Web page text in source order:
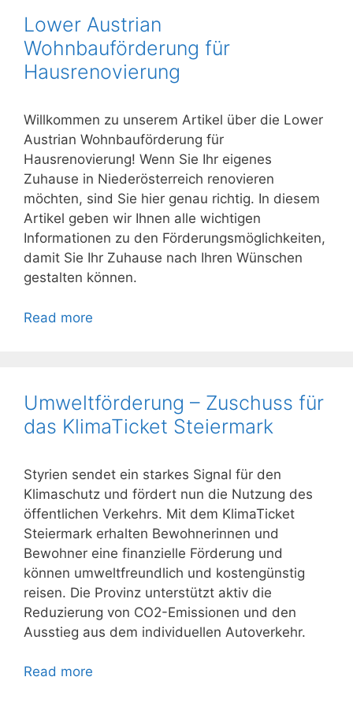
Lower Austrian
Wohnbauförderung für
Hausrenovierung
Willkommen zu unserem Artikel über die Lower
Austrian Wohnbauförderung für
Hausrenovierung! Wenn Sie Ihr eigenes
Zuhause in Niederösterreich renovieren
möchten, sind Sie hier genau richtig. In diesem
Artikel geben wir Ihnen alle wichtigen
Informationen zu den Förderungsmöglichkeiten,
damit Sie Ihr Zuhause nach Ihren Wünschen
gestalten können.
Read more
Umweltförderung – Zuschuss für
das KlimaTicket Steiermark
Styrien sendet ein starkes Signal für den
Klimaschutz und fördert nun die Nutzung des
öffentlichen Verkehrs. Mit dem KlimaTicket
Steiermark erhalten Bewohnerinnen und
Bewohner eine finanzielle Förderung und
können umweltfreundlich und kostengünstig
reisen. Die Provinz unterstützt aktiv die
Reduzierung von CO2-Emissionen und den
Ausstieg aus dem individuellen Autoverkehr.
Read more